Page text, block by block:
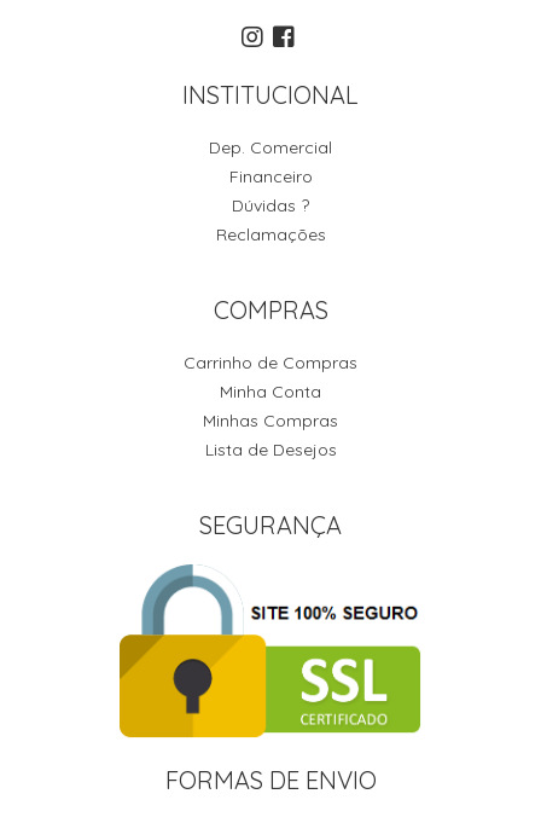
INSTITUCIONAL
Dep. Comercial
Financeiro
Dúvidas ?
Reclamações
COMPRAS
Carrinho de Compras
Minha Conta
Minhas Compras
Lista de Desejos
SEGURANÇA
FORMAS DE ENVIO